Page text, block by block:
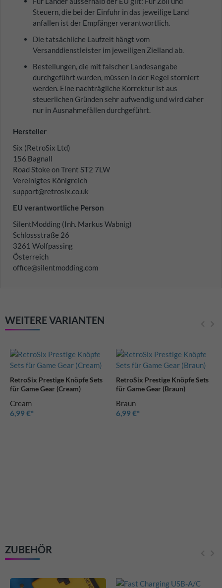
Steuern, die bei der Einfuhr in das jeweilige Land
anfallen ist der Empfänger verantwortlich.
Die tatsächliche Laufzeit hängt vom
Versanddienstleister im jeweiligen Zielland ab.
Bestellungen, die mit falscher Landesangabe
durchgeführt wurden, müssen in der Regel storniert
werden. Eine nachträgliche Korrektur ist aus
steuerlichen Gründen sehr aufwendig und wird daher
nur in Ausnahmefällen durchgeführt.
Hersteller
Six (RetroSix Ltd)
156 Bagnall
Road Stoke on Trent ST2 7LW
Vereinigtes Königreich
support@retrosix.co.uk
EU verantwortliche Person
SilentModding (Inh. Markus Wabnig)
Schlossstraße 26
3261 Wolfpassing
Österreich
office@silentmodding.com
WEITERE VARIANTEN
RetroSix Prestige Knöpfe Sets
für Game Gear (Cream)
Cream
6,99 €
RetroSix Prestige Knöpfe Sets
für Game Gear (Braun)
Braun
6,99 €
ZUBEHÖR